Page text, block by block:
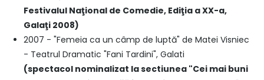
Festivalul Naţional de Comedie, Ediţia a XX-a,
Galaţi 2008)
2007 - "Femeia ca un câmp de luptă" de Matei Visniec
- Teatrul Dramatic "Fani Tardini", Galati
(spectacol nominalizat la sectiunea "Cei mai buni